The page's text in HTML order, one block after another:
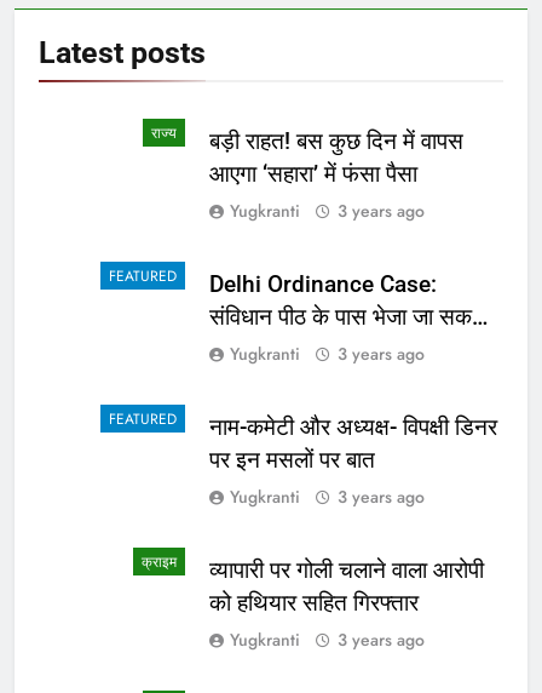
Latest posts
राज्य
बड़ी राहत! बस कुछ दिन में वापस
आएगा ‘सहारा’ में फंसा पैसा
Yugkranti 3 years ago
FEATURED
Delhi Ordinance Case:
संविधान पीठ के पास भेजा जा सकता
है अध्यादेश का मामला
Yugkranti 3 years ago
FEATURED
नाम-कमेटी और अध्यक्ष- विपक्षी डिनर
पर इन मसलों पर बात
Yugkranti 3 years ago
क्राइम
व्यापारी पर गोली चलाने वाला आरोपी
को हथियार सहित गिरफ्तार
Yugkranti 3 years ago